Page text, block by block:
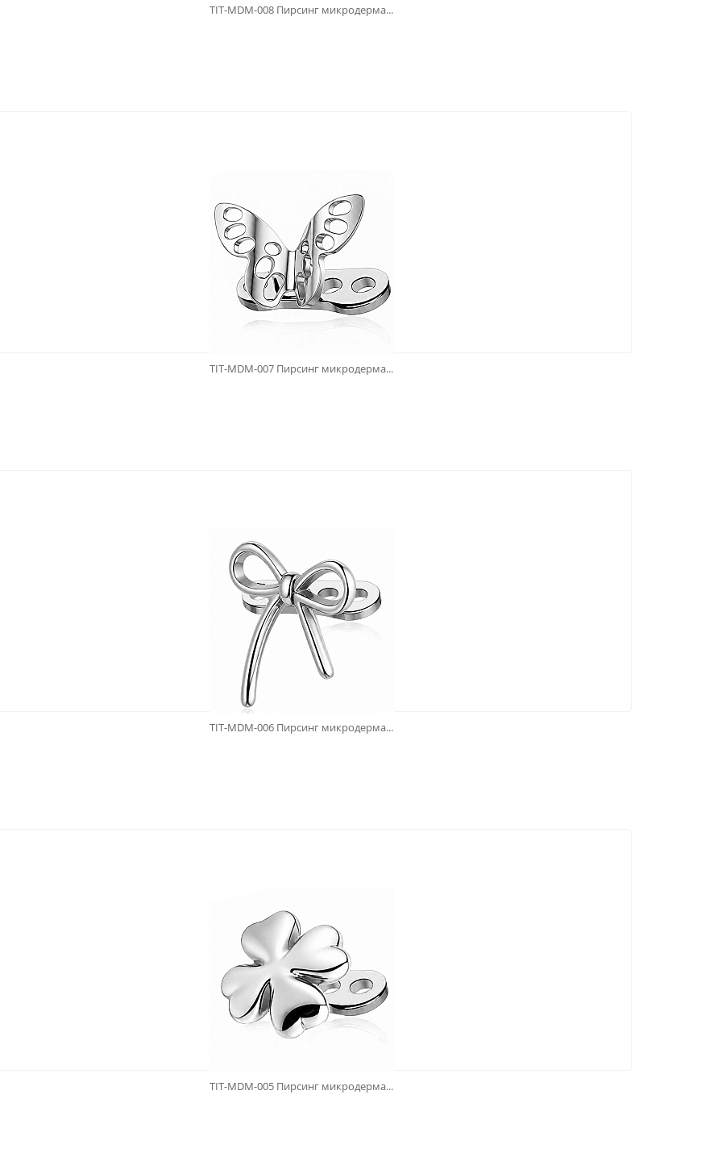
TIT-MDM-008 Пирсинг микродерма...
TIT-MDM-007 Пирсинг микродерма...
TIT-MDM-006 Пирсинг микродерма...
TIT-MDM-005 Пирсинг микродерма...